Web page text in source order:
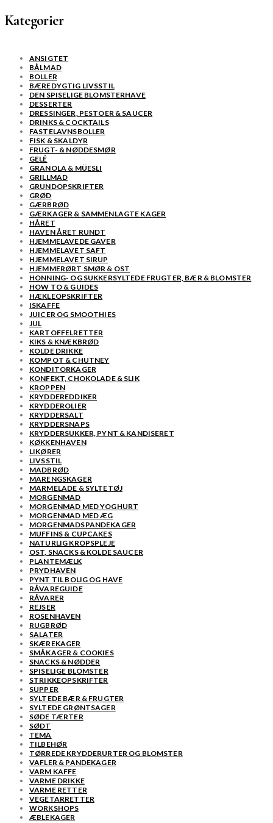
Kategorier
ANSIGTET
BÅLMAD
BOLLER
BÆREDYGTIG LIVSSTIL
DEN SPISELIGE BLOMSTERHAVE
DESSERTER
DRESSINGER, PESTOER & SAUCER
DRINKS & COCKTAILS
FASTELAVNSBOLLER
FISK & SKALDYR
FRUGT- & NØDDESMØR
GELÉ
GRANOLA & MÜESLI
GRILLMAD
GRUNDOPSKRIFTER
GRØD
GÆRBRØD
GÆRKAGER & SAMMENLAGTE KAGER
HÅRET
HAVEN ÅRET RUNDT
HJEMMELAVEDE GAVER
HJEMMELAVET SAFT
HJEMMELAVET SIRUP
HJEMMERØRT SMØR & OST
HONNING- OG SUKKERSYLTEDE FRUGTER, BÆR & BLOMSTER
HOW TO & GUIDES
HÆKLEOPSKRIFTER
ISKAFFE
JUICER OG SMOOTHIES
JUL
KARTOFFELRETTER
KIKS & KNÆKBRØD
KOLDE DRIKKE
KOMPOT & CHUTNEY
KONDITORKAGER
KONFEKT, CHOKOLADE & SLIK
KROPPEN
KRYDDEREDDIKER
KRYDDEROLIER
KRYDDERSALT
KRYDDERSNAPS
KRYDDERSUKKER, PYNT & KANDISERET
KØKKENHAVEN
LIKØRER
LIVSSTIL
MADBRØD
MARENGSKAGER
MARMELADE & SYLTETØJ
MORGENMAD
MORGENMAD MED YOGHURT
MORGENMAD MED ÆG
MORGENMADSPANDEKAGER
MUFFINS & CUPCAKES
NATURLIG KROPSPLEJE
OST, SNACKS & KOLDE SAUCER
PLANTEMÆLK
PRYDHAVEN
PYNT TIL BOLIG OG HAVE
RÅVAREGUIDE
RÅVARER
REJSER
ROSENHAVEN
RUGBRØD
SALATER
SKÆREKAGER
SMÅKAGER & COOKIES
SNACKS & NØDDER
SPISELIGE BLOMSTER
STRIKKEOPSKRIFTER
SUPPER
SYLTEDE BÆR & FRUGTER
SYLTEDE GRØNTSAGER
SØDE TÆRTER
SØDT
TEMA
TILBEHØR
TØRREDE KRYDDERURTER OG BLOMSTER
VAFLER & PANDEKAGER
VARM KAFFE
VARME DRIKKE
VARME RETTER
VEGETARRETTER
WORKSHOPS
ÆBLEKAGER